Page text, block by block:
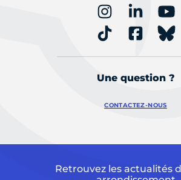
Une question ?
CONTACTEZ-NOUS
Retrouvez les actualités